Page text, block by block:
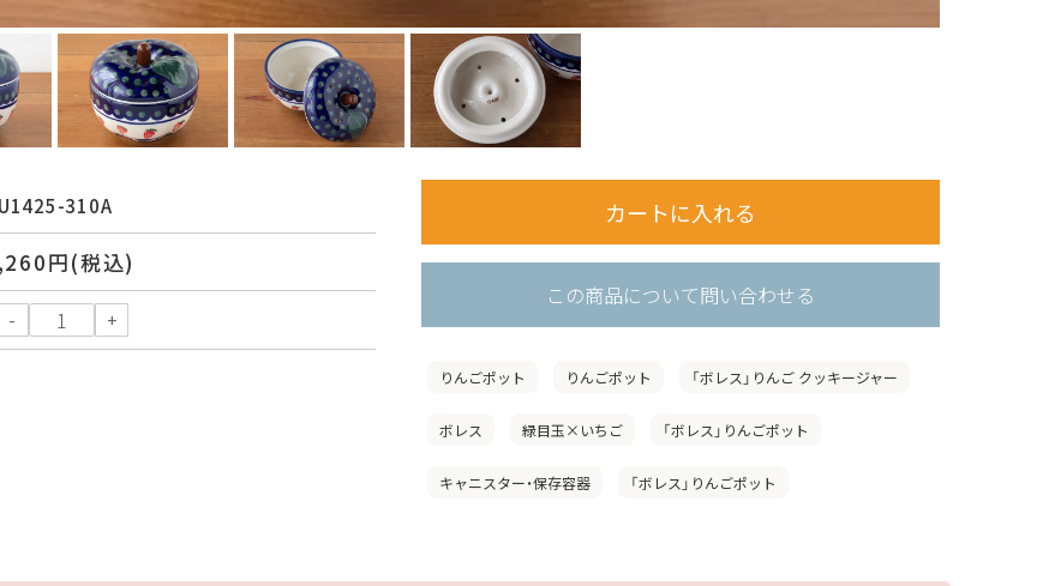
310A
円(税込)
この商品について問い合わせる
りんごポット りんごポット 「ボレス」りんご クッキージャー
ボレス 緑目玉×いちご 「ボレス」りんごポット
キャニスター・保存容器 「ボレス」りんごポット